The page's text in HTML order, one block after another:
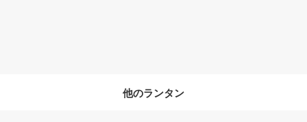
他のランタン